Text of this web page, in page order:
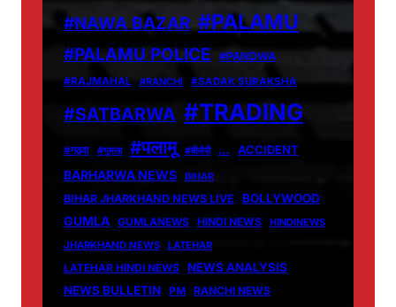
#NAWA BAZAR #PALAMU
#PALAMU POLICE
#PANDWA
#RAJMAHAL
#RANCHI #SADAK SURAKSHA
#SATBARWA #TRADING
#गढ़वा #गुमला #पलामू #बीजेपी … ACCIDENT
BARHARWA NEWS BIHAR
BIHAR JHARKHAND NEWS LIVE BOLLYWOOD
GUMLA GUMLANEWS HINDI NEWS
HINDINEWS
JHARKHAND NEWS
LATEHAR
LATEHAR HINDI NEWS
NEWS ANALYSIS
NEWS BULLETIN PM RANCHI NEWS